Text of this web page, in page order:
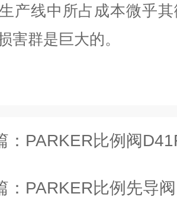
产线中所占成本微乎
害群是巨大的。
： PARKER比例阀
： PARKER比例先导